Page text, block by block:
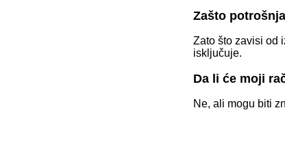
Zašto
Zato što zavisi od
isključuje.
Da li će moji
Ne, ali mogu biti